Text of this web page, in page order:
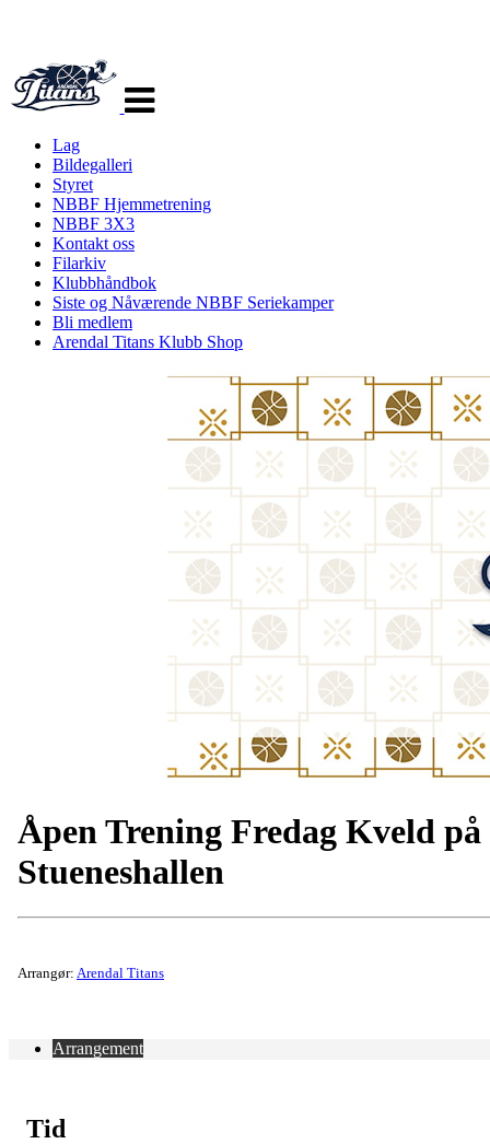
navigasjon
Lag
Bildegalleri
Styret
NBBF Hjemmetrening
NBBF 3X3
Kontakt oss
Filarkiv
Klubbhåndbok
Siste og Nåværende NBBF Seriekamper
Bli medlem
Arendal Titans Klubb Shop
Åpen Trening Fredag Kveld på
Stueneshallen
Arrangør: Arendal Titans
Arrangement
Tid